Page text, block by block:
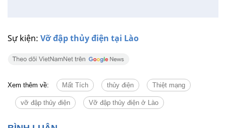
Sự kiện: Vỡ đập thủy điện tại Lào
Xem thêm về: Mất Tích thủy điện Thiệt mạng
vỡ đập thủy điện Vỡ đập thủy điện ở Lào